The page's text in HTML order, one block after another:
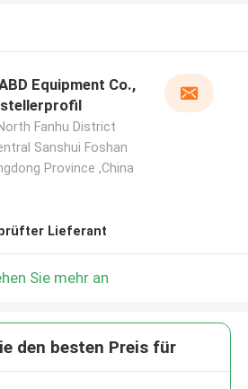
Equipment Co.,
Fanhu District
Sanshui Foshan
Province ,China
Lieferant
Sie mehr an
den besten Preis für